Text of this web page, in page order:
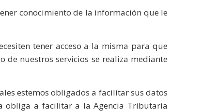
conocimiento de la información que le
tener acceso a la misma para que
de nuestros servicios se realiza mediante
estemos obligados a facilitar sus datos
obliga a facilitar a la Agencia Tributaria